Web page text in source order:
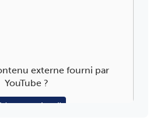
externe fourni par
YouTube?
(cette fois-ci)